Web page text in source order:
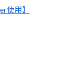
使用】